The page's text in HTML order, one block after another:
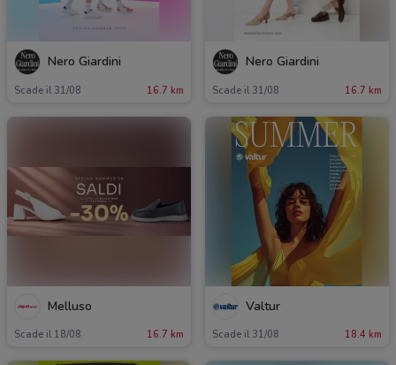
Nero Giardini
Scade il 31/08 16.7 km
Nero Giardini
Scade il 31/08 16.7 km
Melluso
Scade il 18/08 16.7 km
Valtur
Scade il 31/08 18.4 km